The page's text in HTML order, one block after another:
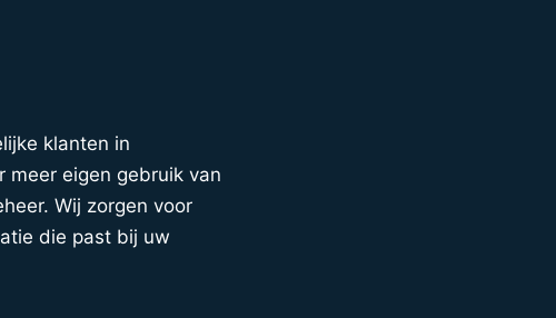
klanten in
meer eigen gebruik van
Wij zorgen voor
die past bij uw